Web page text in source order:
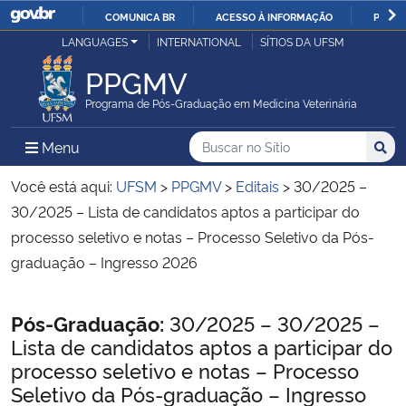
IR
COMUNICA BR ACESSO À INFORMAÇÃO
Ministério da Justiça e Segurança Pública
Ministério da Defesa
Ministério das Relações Exteriores
Ministério da Economia
Ministério da Infraestrutura
Ministério da Agricultura, Pecuária e Abastecimento
Ministério da Educação
LANGUAGES INTERNATIONAL SÍTIOS DA UFSM
PPGMV
Programa de Pós-Graduação em Medicina Veterinária
Menu Menu Principal do Sítio
Busca
Buscar no no Sítio
Busca:
Você está aqui: UFSM > PPGMV> Editais >30/2025 –
30/2025 – Lista de candidatos aptos a participar do
processo seletivo e notas – Processo Seletivo da Pós-
graduação – Ingresso 2026
Início do conteúdo
Pós-Graduação: 30/2025 – 30/2025 –
Lista de candidatos aptos a participar do
processo seletivo e notas – Processo
Seletivo da Pós-graduação – Ingresso